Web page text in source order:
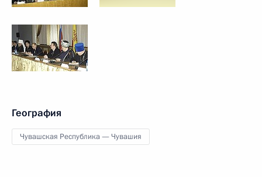
География
Чувашская Республика — Чувашия